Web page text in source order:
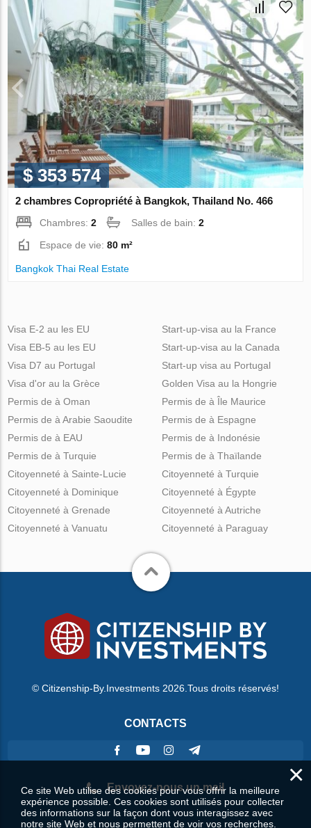
$ 353 574
2 chambres Copropriété à Bangkok, Thailand No. 466
Chambres:2 Salles de bain:2
Espace de vie:80 m²
Bangkok Thai Real Estate
Visa E-2 au les EU
Visa EB-5 au les EU
Visa D7 au Portugal
Visa d'or au la Grèce
Start-up-visa au la France
Start-up-visa au la Canada
Start-up visa au Portugal
Golden Visa au la Hongrie
Permis de à Oman
Permis de à Arabie Saoudite
Permis de à EAU
Permis de à Turquie
Permis de à Île Maurice
Permis de à Espagne
Permis de à Indonésie
Permis de à Thaïlande
Citoyenneté à Sainte-Lucie
Citoyenneté à Dominique
Citoyenneté à Grenade
Citoyenneté à Vanuatu
Citoyenneté à Turquie
Citoyenneté à Égypte
Citoyenneté à Autriche
Citoyenneté à Paraguay
© Citizenship-By.Investments 2026.Tous droits réservés!
CONTACTS
Envoyez-nous un mail ×
Ce site Web utilise des cookies pour vous offrir la meilleure
expérience possible. Ces cookies sont utilisés pour collecter
des informations sur la façon dont vous interagissez avec
notre site Web et nous permettent de voir vos recherches.